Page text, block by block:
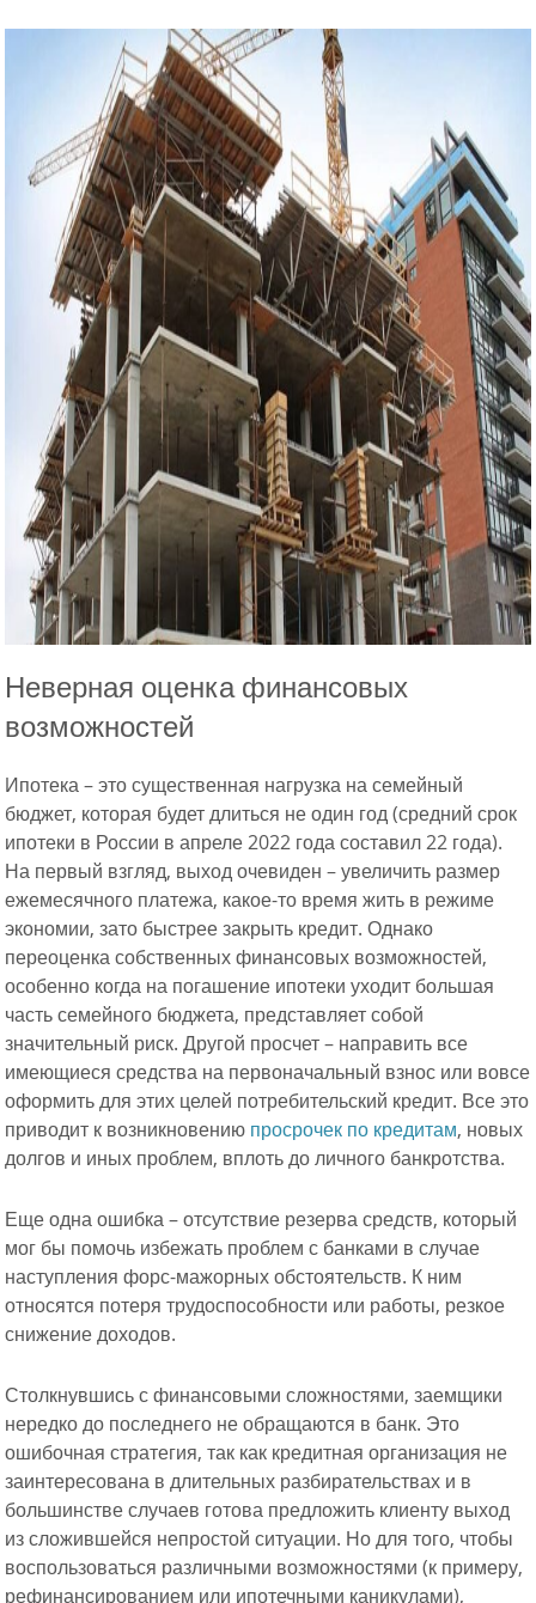
Неверная оценка финансовых
возможностей
Ипотека – это существенная нагрузка на семейный
бюджет, которая будет длиться не один год (средний срок
ипотеки в России в апреле 2022 года составил 22 года).
На первый взгляд, выход очевиден – увеличить размер
ежемесячного платежа, какое-то время жить в режиме
экономии, зато быстрее закрыть кредит. Однако
переоценка собственных финансовых возможностей,
особенно когда на погашение ипотеки уходит большая
часть семейного бюджета, представляет собой
значительный риск. Другой просчет – направить все
имеющиеся средства на первоначальный взнос или вовсе
оформить для этих целей потребительский кредит. Все это
приводит к возникновению просрочек по кредитам, новых
долгов и иных проблем, вплоть до личного банкротства.
Еще одна ошибка – отсутствие резерва средств, который
мог бы помочь избежать проблем с банками в случае
наступления форс-мажорных обстоятельств. К ним
относятся потеря трудоспособности или работы, резкое
снижение доходов.
Столкнувшись с финансовыми сложностями, заемщики
нередко до последнего не обращаются в банк. Это
ошибочная стратегия, так как кредитная организация не
заинтересована в длительных разбирательствах и в
большинстве случаев готова предложить клиенту выход
из сложившейся непростой ситуации. Но для того, чтобы
воспользоваться различными возможностями (к примеру,
рефинансированием или ипотечными каникулами),